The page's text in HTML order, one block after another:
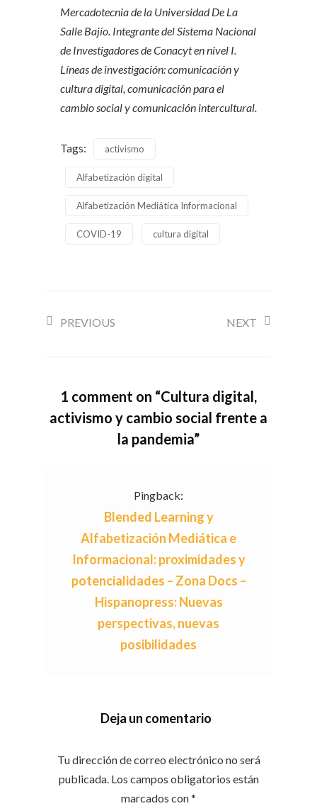
Mercadotecnia de la Universidad De La
Salle Bajío. Integrante del Sistema Nacional
de Investigadores de Conacyt en nivel I.
Líneas de investigación: comunicación y
cultura digital, comunicación para el
cambio social y comunicación intercultural.
Tags: activismo
Alfabetización digital
Alfabetización Mediática Informacional
COVID-19 cultura digital
PREVIOUS NEXT
1 comment on “Cultura digital,
activismo y cambio social frente a
la pandemia”
Pingback:
Blended Learning y
Alfabetización Mediática e
Informacional: proximidades y
potencialidades – Zona Docs –
Hispanopress: Nuevas
perspectivas, nuevas
posibilidades
Deja un comentario
Tu dirección de correo electrónico no será
publicada. Los campos obligatorios están
marcados con*